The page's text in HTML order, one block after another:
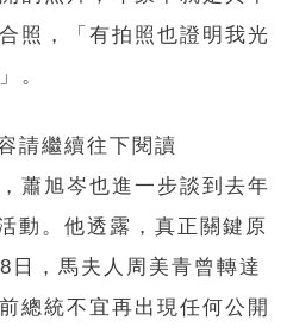
照，「有拍照也證明我光
。
請繼續往下閱讀
蕭旭岑也進一步談到去年
動。他透露，真正關鍵原
日，馬夫人周美青曾轉達
總統不宜再出現任何公開